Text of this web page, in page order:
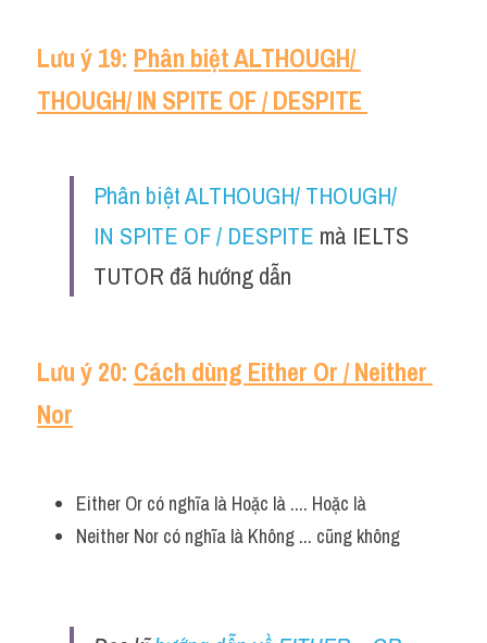
Lưu ý 19: Phân biệt ALTHOUGH/
THOUGH/ IN SPITE OF / DESPITE
Phân biệt ALTHOUGH/ THOUGH/
IN SPITE OF / DESPITE​ mà IELTS
TUTOR đã hướng dẫn
Lưu ý 20: Cách dùng Either Or / Neither
Nor
Either Or có nghĩa là Hoặc là .... Hoặc là
Neither Nor có nghĩa là Không ... cũng không